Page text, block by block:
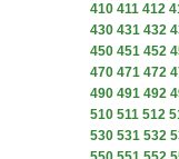
410 411 412
430 431 432
450 451 452
470 471 472
490 491 492
510 511 512
530 531 532